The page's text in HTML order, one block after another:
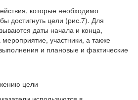
которые необходимо
достигнуть цели (рис.7). Для
даты начала и конца,
мероприятие, участники, а также
и плановые и фактические
цели